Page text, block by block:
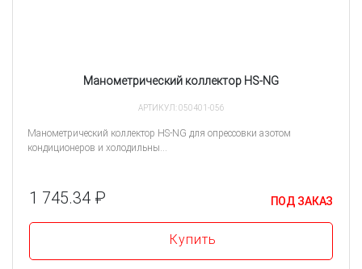
Манометрический коллектор HS-NG
АРТИКУЛ: 050401-056
Манометрический коллектор HS-NG для опрессовки азотом
кондиционеров и холодильны...
1 745.34 ₽ ПОД ЗАКАЗ
Купить